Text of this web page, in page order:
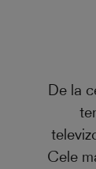
De la
Cele